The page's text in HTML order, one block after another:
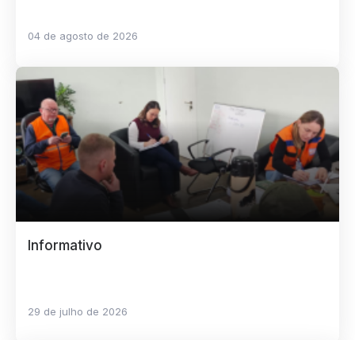
04 de agosto de 2026
Informativo
29 de julho de 2026